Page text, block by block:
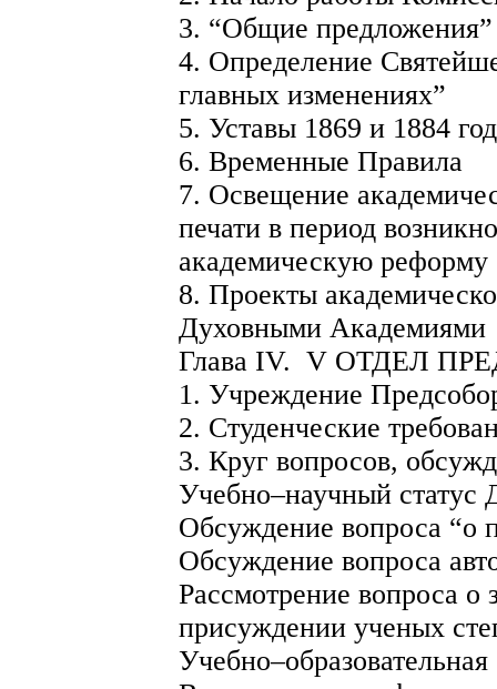
3. “Общие
4. Определение
главных изменениях”
5. Уставы 1869 и 1884
6. Временные Правила
7. Освещение
печати в период
академическую реформу
8. Проекты
Духовными Академиями
Глава IV. V ОТДЕЛ
1. Учреждение
2. Студенческие
3. Круг вопросов,
Учебно–научный статус
Обсуждение вопроса “о
Обсуждение вопроса
Рассмотрение вопроса о
присуждении ученых